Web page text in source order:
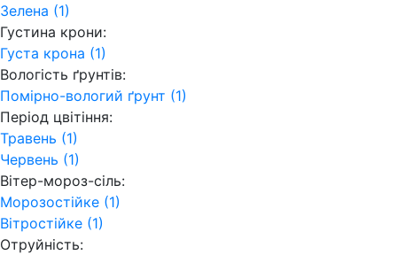
Зелена (1)
Густина крони:
Густа крона (1)
Вологість ґрунтів:
Помірно-вологий ґрунт (1)
Період цвітіння:
Травень (1)
Червень (1)
Вітер-мороз-сіль:
Морозостійке (1)
Вітростійке (1)
Отруйність: